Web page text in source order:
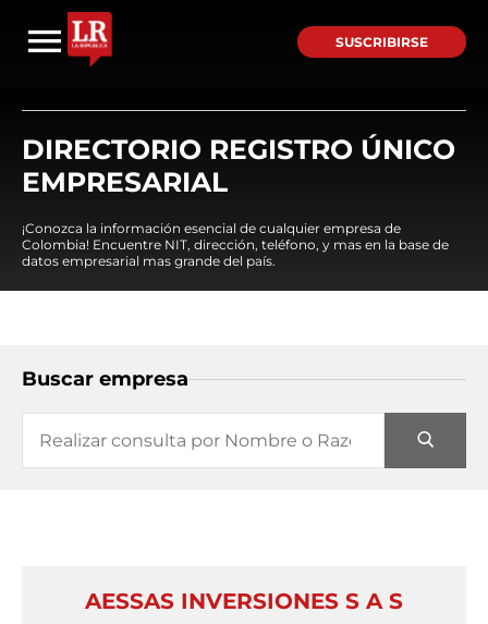
SUSCRIBIRSE
DIRECTORIO REGISTRO ÚNICO
EMPRESARIAL
¡Conozca la información esencial de cualquier empresa de
Colombia! Encuentre NIT, dirección, teléfono, y mas en la base de
datos empresarial mas grande del país.
Buscar empresa
AESSAS INVERSIONES S A S